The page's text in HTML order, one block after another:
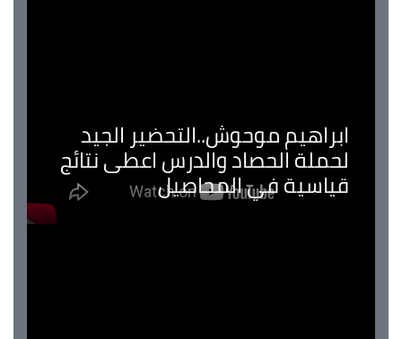
ابراهيم موحوش..التحضير الجيد
لحملة الحصاد والدرس اعطى نتائج
قياسية في المحاصيل